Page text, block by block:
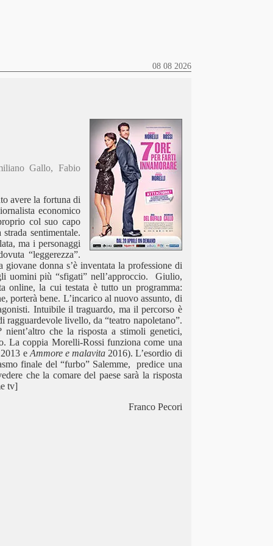
08 08 2026
Gallo, Fabio
avere la fortuna di
economico
col suo capo
sentimentale.
ma i personaggi
“leggerezza”.
donna s’è inventata la professione di
uomini più “sfigati” nell’approccio. Giulio,
online, la cui testata è tutto un programma:
porterà bene. L’incarico al nuovo assunto, di
Intuibile il traguardo, ma il percorso è
ragguardevole livello, da “teatro napoletano”.
che la risposta a stimoli genetici,
La coppia Morelli-Rossi funziona come una
e Ammore e malavita 2016). L’esordio di
finale del “furbo” Salemme, predice una
che la comare del paese sarà la risposta
tv]
Franco Pecori